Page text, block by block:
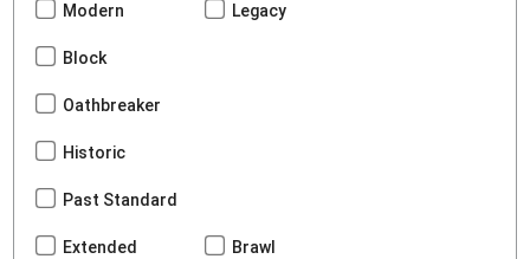
Modern Legacy
Block
Oathbreaker
Historic
Past Standard
Extended Brawl